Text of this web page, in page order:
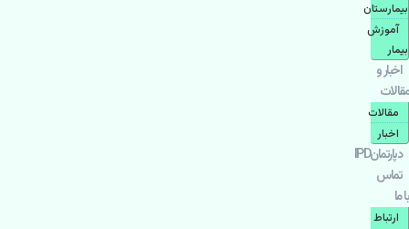
بيمارستان
آموزش
بیمار
اخبار و
مقالات
مقالات
اخبار
دپارتمانIPD
تماس
با ما
ارتباط